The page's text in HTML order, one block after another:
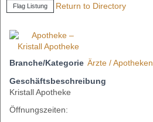
Flag Listung Return to Directory
Branche/Kategorie Ärzte / Apotheken
Geschäftsbeschreibung
Kristall Apotheke
Öffnungszeiten: